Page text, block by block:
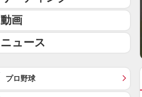
動画
ニュース
プロ野球